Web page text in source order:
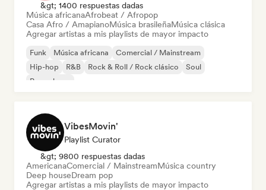
&gt; 1400 respuestas dadas
Música africanaAfrobeat / Afropop
Casa Afro / AmapianoMúsica brasileñaMúsica clásica
Agregar artistas a mis playlists de mayor impacto
Funk Música africana
Comercial / Mainstream
Hip-hop
R&B Rock & Roll / Rock clásico
Soul
Pop urbano
VibesMovin'
Playlist Curator
&gt; 9800 respuestas dadas
AmericanaComercial / MainstreamMúsica country
Deep houseDream pop
Agregar artistas a mis playlists de mayor impacto